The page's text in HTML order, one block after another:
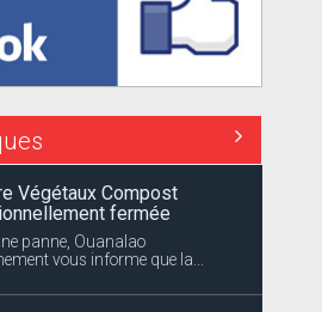
Végétaux Compost
fermée
panne, Ouanalao
vous informe que la...